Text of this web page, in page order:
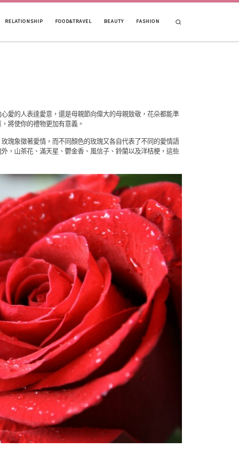
RELATIONSHIP FOOD&TRAVEL BEAUTY FASHION
愛的人表達愛意，還是母親節向偉大的母親致敬，花朵都能準
將使你的禮物更加有意義。
瑰象徵著愛情，而不同顏色的玫瑰又各自代表了不同的愛情語
，山茶花、滿天星、鬱金香、風信子、鈴蘭以及洋桔梗，這些